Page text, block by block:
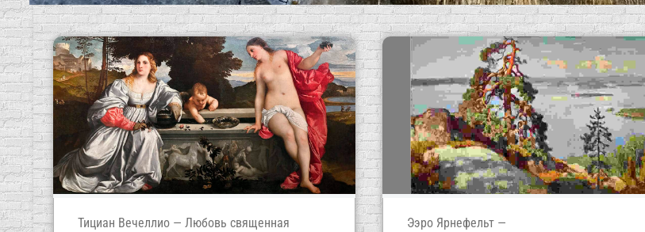
Культура видения
Искусство, цвет и арт-аналитика
О ПРОЕКТЕ ...
Новые публикации
О ПРОЕКТЕ ...
Тициан Вечеллио — Любовь священная
Ээро Ярнефельт —